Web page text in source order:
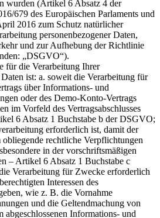
wurden (Artikel 6 Absatz 4 der
679 des Europäischen Parlaments und
2016 zum Schutz natürlicher
personenbezogener Daten,
und zur Aufhebung der Richtlinie
„DSGVO“).
für die Verarbeitung Ihrer
ist: a. soweit die Verarbeitung für
über Informations- und
oder des Demo-Konto-Vertrags
im Vorfeld des Vertragsabschlusses
6 Absatz 1 Buchstabe b der DSGVO;
erforderlich ist, damit der
rechtliche Verpflichtungen
in der vorschriftsmäßigen
– Artikel 6 Absatz 1 Buchstabe c
Verarbeitung für Zwecke erforderlich
Interessen des
wie z. B. die Vornahme
und die Geltendmachung von
abgeschlossenen Informations- und